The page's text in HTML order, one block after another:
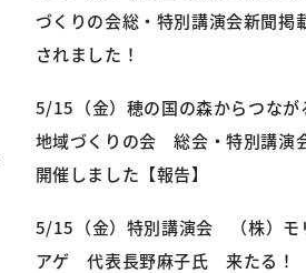
づくりの会総・特別講演会新聞掲
されました！
5/15（金）穂の国の森からつなが
地域づくりの会 総会・特別講演
開催しました【報告】
5/15（金）特別講演会 （株）モ
アゲ 代表長野麻子氏 来たる！